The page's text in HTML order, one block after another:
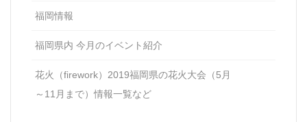
福岡情報
福岡県内 今月のイベント紹介
花火（firework）2019福岡県の花火大会（5月
～11月まで）情報一覧など